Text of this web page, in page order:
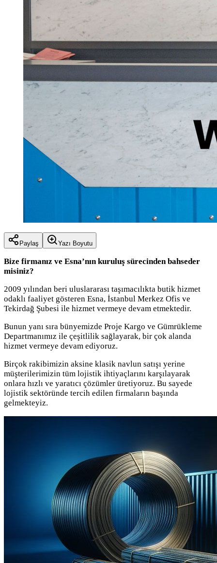
Paylaş Yazı Boyutu
Bize firmanız ve Esna’nın kuruluş sürecinden bahseder
misiniz?
2009 yılından beri uluslararası taşımacılıkta butik hizmet
odaklı faaliyet gösteren Esna, İstanbul Merkez Ofis ve
Tekirdağ Şubesi ile hizmet vermeye devam etmektedir.
Bunun yanı sıra bünyemizde Proje Kargo ve Gümrükleme
Departmanımız ile çeşitlilik sağlayarak, bir çok alanda
hizmet vermeye devam ediyoruz.
Birçok rakibimizin aksine klasik navlun satışı yerine
müşterilerimizin tüm lojistik ihtiyaçlarını karşılayarak
onlara hızlı ve yaratıcı çözümler üretiyoruz. Bu sayede
lojistik sektöründe tercih edilen firmaların başında
gelmekteyiz.